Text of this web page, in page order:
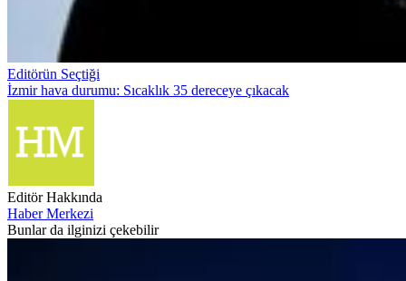
Editörün Seçtiği
İzmir hava durumu: Sıcaklık 35 dereceye çıkacak
Editör Hakkında
Haber Merkezi
Bunlar da ilginizi çekebilir